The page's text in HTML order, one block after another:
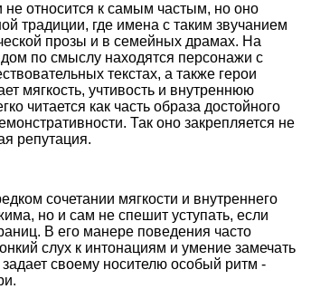
не относится к самым частым, но оно
традиции, где имена с таким звучанием
прозы и в семейных драмах. На
по смыслу находятся персонажи с
текстах, а также герои
мягкость, учтивость и внутреннюю
читается как часть образа достойного
Так оно закрепляется не
репутация.
сочетании мягкости и внутреннего
но и сам не спешит уступать, если
В его манере поведения часто
слух к интонациям и умение замечать
своему носителю особый ритм -